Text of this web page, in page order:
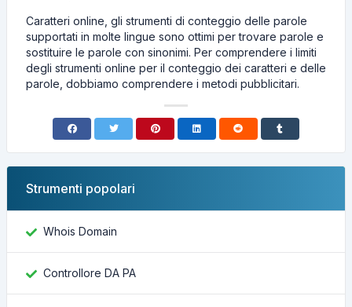
Caratteri online, gli strumenti di conteggio delle parole
supportati in molte lingue sono ottimi per trovare parole e
sostituire le parole con sinonimi. Per comprendere i limiti
degli strumenti online per il conteggio dei caratteri e delle
parole, dobbiamo comprendere i metodi pubblicitari.
Strumenti popolari
Whois Domain
Controllore DA PA